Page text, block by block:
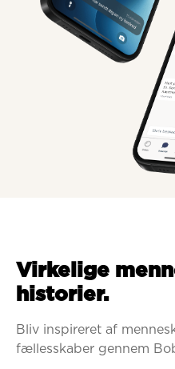
Virkelige
historier.
Bliv inspireret af
fællesskaber gennem